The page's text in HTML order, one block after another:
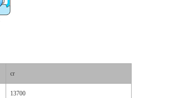
cr
13700